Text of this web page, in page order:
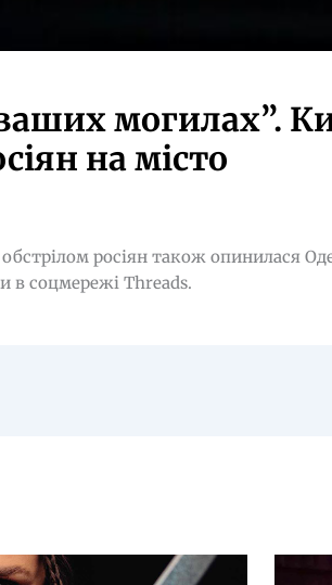
могилах”.
на місто
росіян також опинилася
в соцмережі Threads.